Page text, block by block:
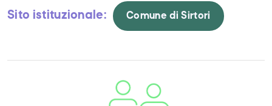
Sito istituzionale: Comune di Sirtori